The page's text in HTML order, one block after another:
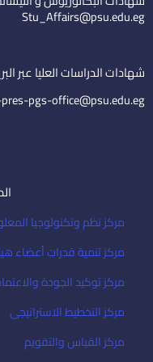
e
i
l
Stu_Affairs@psu.edu.eg
شهادات الدراسات العليا عبر
pgs-office@psu.edu.eg
مركز نظم وتكنولوجيا
مركز تنمية قدرات أعضاء
مركز توكيد الجودة
مركز التخطيط الاستراتيجى
مركز القياس والتقويم